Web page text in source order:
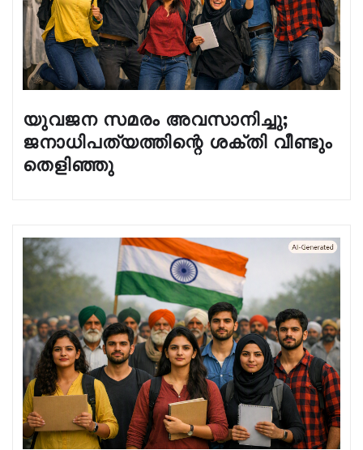
യുവജന സമരം അവസാനിച്ചു;
ജനാധിപത്യത്തിന്റെ ശക്തി വീണ്ടും
തെളിഞ്ഞു